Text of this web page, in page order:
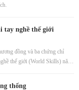
tay nghề thế giới
đồng và ba chứng chỉ
thế giới (World Skills) năm
thống